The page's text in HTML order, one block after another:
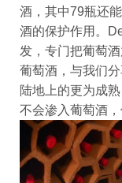
酒，其中79瓶还
酒的保护作用。
发，专门把葡萄
葡萄酒，与我们
陆地上的更为成
不会渗入葡萄酒